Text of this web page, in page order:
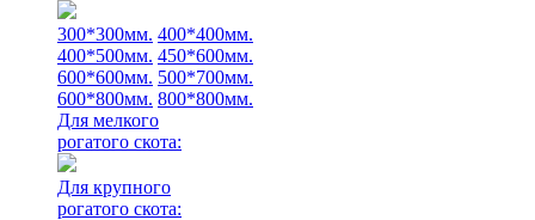
300*300мм. 400*400мм.
400*500мм. 450*600мм.
600*600мм. 500*700мм.
600*800мм. 800*800мм.
Для мелкого
рогатого скота:
Для крупного
рогатого скота: